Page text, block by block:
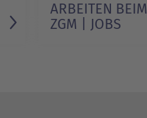
ARBEITEN BEIM
ZGM | JOBS